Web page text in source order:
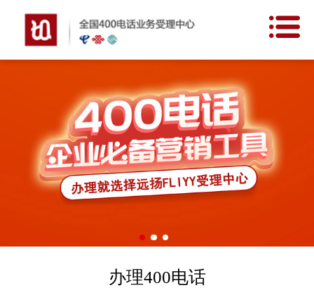
申请条件
开通流程
新闻中心
客户案例
办理400电话